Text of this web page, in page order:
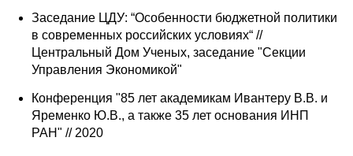
Энергетический семинар
Российско-французский семинар
ЦДУ
Отрасли и регионы
Заседание ЦДУ: “Особенности бюджетной политики
в современных российских условиях“ //
Центральный Дом Ученых, заседание "Секции
Управления Экономикой"
Конференция "85 лет академикам Ивантеру В.В. и
Яременко Ю.В., а также 35 лет основания ИНП
РАН" // 2020